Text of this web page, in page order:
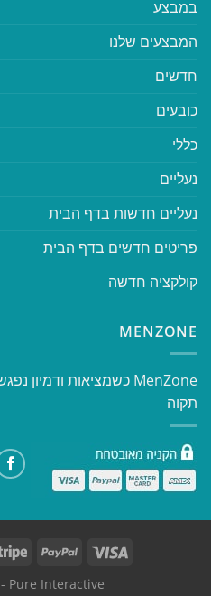
במבצע
המבצעים שלנו
חדשים
כובעים
כללי
נעליים
נעליים חדשות בדף הבית
פריטים חדשים בדף הבית
קולקציה חדשה
MENZONE
תקוה
- Pure Interactive